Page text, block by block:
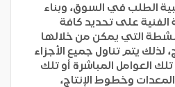
الطلب في السوق، وبناء
على تحديد كافة
التي يمكن من خلالها
لذلك يتم تناول جميع الأجزاء
تلك العوامل المباشرة أو تلك
وخطوط الإنتاج،